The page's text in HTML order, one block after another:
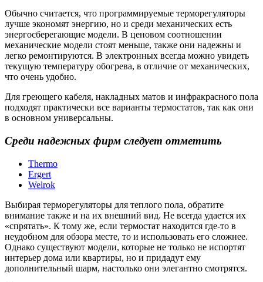
Обычно считается, что программируемые терморегуляторы
лучше экономят энергию, но и среди механических есть
энергосберегающие модели. В ценовом соотношении
механические модели стоят меньше, также они надежны и
легко ремонтируются. В электронных всегда можно увидеть
текущую температуру обогрева, в отличие от механических,
что очень удобно.
Для греющего кабеля, накладных матов и инфракрасного пола
подходят практически все варианты термостатов, так как они
в основном универсальны.
Среди надежных фирм следует отметить
Thermo
Ergert
Welrok
Выбирая терморегуляторы для теплого пола, обратите
внимание также и на их внешний вид. Не всегда удается их
«спрятать». К тому же, если термостат находится где-то в
неудобном для обзора месте, то и использовать его сложнее.
Однако существуют модели, которые не только не испортят
интерьер дома или квартиры, но и придадут ему
дополнительный шарм, настолько они элегантно смотрятся.